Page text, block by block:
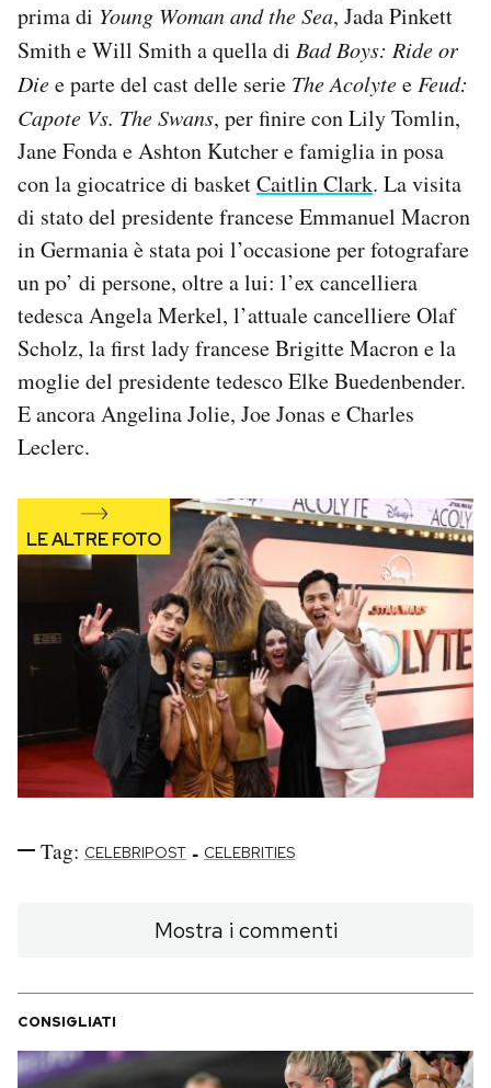
CALENDARIO
AREA PERSONALE
Area Personale
Newsletter
Notifiche mobile
Regala il Post
Hai bisogno di aiuto?
Esci
prima di Young Woman and the Sea, Jada Pinkett
Smith e Will Smith a quella di Bad Boys: Ride or
Diee parte del cast delle serie The Acolytee Feud:
Capote Vs. The Swans, per finire con Lily Tomlin,
Jane Fonda e Ashton Kutcher e famiglia in posa
con la giocatrice di basketCaitlin Clark. La visita
di stato del presidente francese Emmanuel Macron
in Germania è stata poi l’occasione per fotografare
un po’ di persone, oltre a lui: l’ex cancelliera
tedesca Angela Merkel, l’attuale cancelliere Olaf
Scholz, la first lady francese Brigitte Macron e la
moglie del presidente tedesco Elke Buedenbender.
E ancora Angelina Jolie, Joe Jonas e Charles
Leclerc.
Tag: CELEBRIPOST - CELEBRITIES
Mostra i commenti
CONSIGLIATI